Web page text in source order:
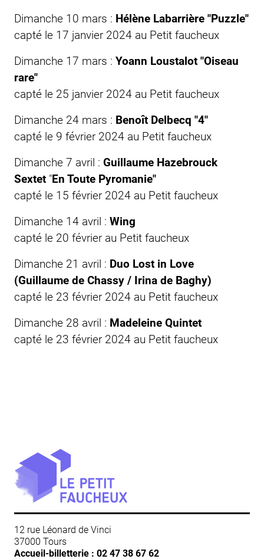
Dimanche 10 mars : Hélène Labarrière "Puzzle"
capté le 17 janvier 2024 au Petit faucheux
Dimanche 17 mars : Yoann Loustalot "Oiseau
rare"
capté le 25 janvier 2024 au Petit faucheux
Dimanche 24 mars : Benoît Delbecq "4"
capté le 9 février 2024 au Petit faucheux
Dimanche 7 avril : Guillaume Hazebrouck
Sextet "En Toute Pyromanie"
capté le 15 février 2024 au Petit faucheux
Dimanche 14 avril : Wing
capté le 20 février au Petit faucheux
Dimanche 21 avril : Duo Lost in Love
(Guillaume de Chassy / Irina de Baghy)
capté le 23 février 2024 au Petit faucheux
Dimanche 28 avril : Madeleine Quintet
capté le 23 février 2024 au Petit faucheux
12 rue Léonard de Vinci
37000 Tours
Accueil-billetterie : 02 47 38 67 62